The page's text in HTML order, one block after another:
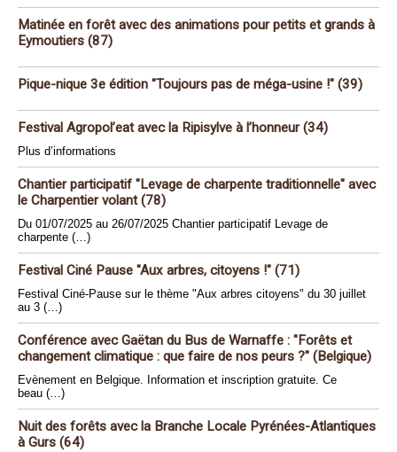
Matinée en forêt avec des animations pour petits et grands à
Eymoutiers (87)
Pique-nique 3e édition "Toujours pas de méga-usine !" (39)
Festival Agropol’eat avec la Ripisylve à l’honneur (34)
Plus d’informations
Chantier participatif "Levage de charpente traditionnelle" avec
le Charpentier volant (78)
Du 01/07/2025 au 26/07/2025 Chantier participatif Levage de
charpente (…)
Festival Ciné Pause "Aux arbres, citoyens !" (71)
Festival Ciné-Pause sur le thème "Aux arbres citoyens" du 30 juillet
au 3 (…)
Conférence avec Gaëtan du Bus de Warnaffe : "Forêts et
changement climatique : que faire de nos peurs ?" (Belgique)
Evènement en Belgique. Information et inscription gratuite. Ce
beau (…)
Nuit des forêts avec la Branche Locale Pyrénées-Atlantiques
à Gurs (64)